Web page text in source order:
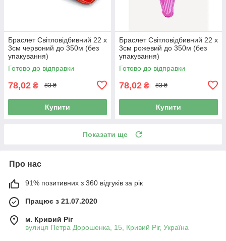
Браслет Світловідбивний 22 х
3см червоний до 350м (без
упакування)
Готово до відправки
78,02 ₴ 83 ₴
Купити
Браслет Світловідбивний 22 х
3см рожевий до 350м (без
упакування)
Готово до відправки
78,02 ₴ 83 ₴
Купити
Показати ще
Про нас
91% позитивних з 360 відгуків за рік
Працює з 21.07.2020
м. Кривий Ріг
вулиця Петра Дорошенка, 15, Кривий Ріг, Україна